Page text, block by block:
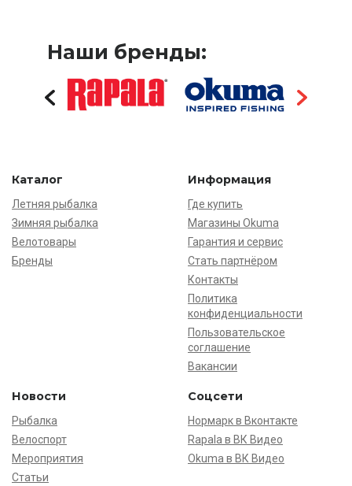
Наши бренды:
Каталог
Летняя рыбалка
Зимняя рыбалка
Велотовары
Бренды
Информация
Где купить
Магазины Okuma
Гарантия и сервис
Стать партнёром
Контакты
Политика
конфиденциальности
Пользовательское
соглашение
Вакансии
Новости
Рыбалка
Велоспорт
Мероприятия
Статьи
Соцсети
Нормарк в Вконтакте
Rapala в ВК Видео
Okuma в ВК Видео